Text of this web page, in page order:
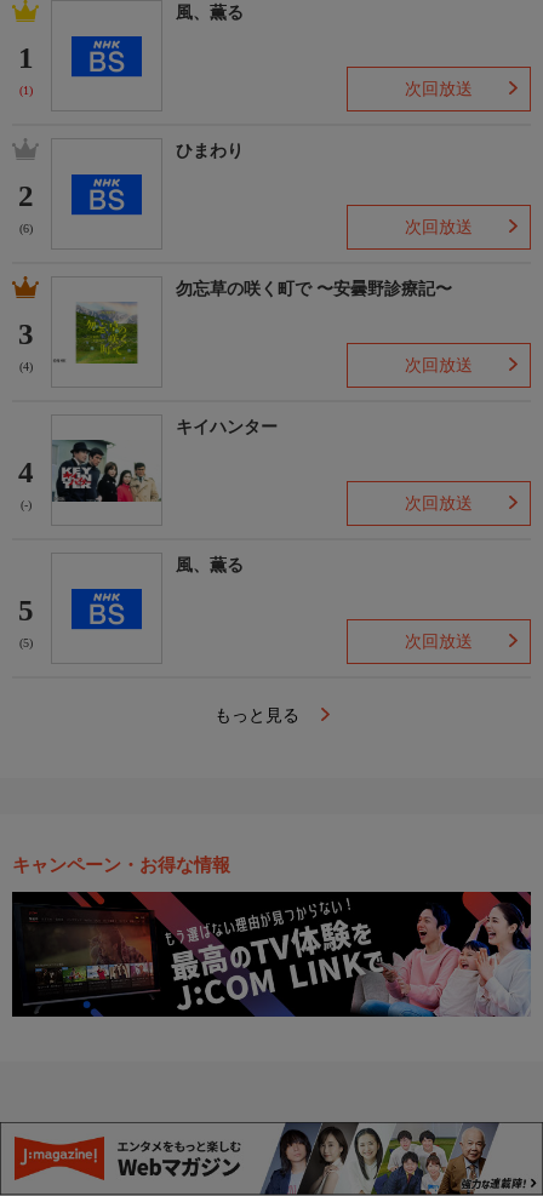
1
(1)
風、薫る
次回放送
2
(6)
ひまわり
次回放送
3
(4)
勿忘草の咲く町で 〜安曇野診療記〜
次回放送
4
(-)
キイハンター
次回放送
5
(5)
風、薫る
次回放送
もっと見る
キャンペーン・お得な情報